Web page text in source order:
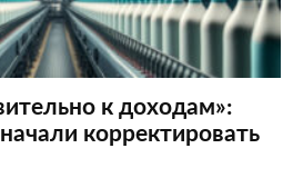
к доходам»:
корректировать